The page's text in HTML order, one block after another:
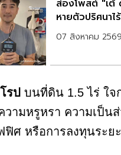
ส่องโพสต์ "เต้
หายตัวปริศนาไ
07 สิงหาคม 2569
รป บนที่ดิน 1.5 ไร่ ใจ
ความหรูหรา ความเ
ศ หรือการลงทุนระย